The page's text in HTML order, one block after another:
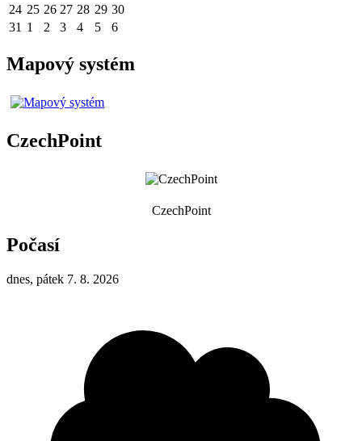
24 25 26 27 28 29 30
31 1 2 3 4 5 6
Mapový systém
CzechPoint
CzechPoint
Počasí
dnes, pátek 7. 8. 2026